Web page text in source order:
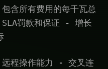
含所有费用的每千瓦总
罚款和保证 - 增长
程操作能力 - 交叉连